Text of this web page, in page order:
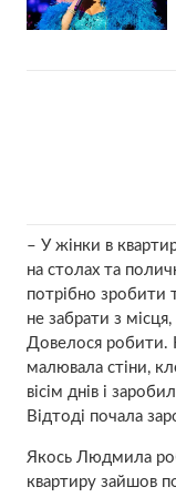
– У жінки в
на столах та
потрібно
не забрати з
Довелося робити.
малювала стіни,
вісім днів і
Відтоді почала
Якось Людмила
квартиру зайшов